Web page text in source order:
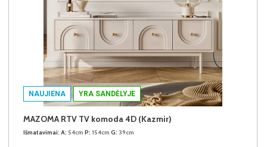
NAUJIENA YRA SANDĖLYJE
MAZOMA RTV TV komoda 4D (Kazmir)
Išmatavimai: A: 54cm P: 154cm G: 39cm